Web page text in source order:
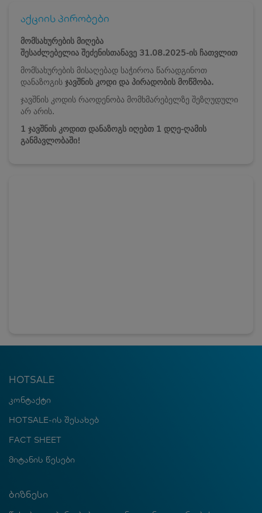
აქციის პირობები
მომსახურების მიღება
შესაძლებელია შეძენისთანავე 31.08.2025-ის ჩათვლით
მომსახურების მისაღებად საჭიროა წარადგინოთ
დანაზოგის ჯავშნის კოდი და პირადობის მოწმობა.
ჯავშნის კოდის რაოდენობა მომხმარებელზე შეზღუდული
არ არის.
1 ჯავშნის კოდით დანაზოგს იღებთ 1 დღე-ღამის
განმავლობაში!
HOTSALE
კონტაქტი
HOTSALE-ის შესახებ
FACT SHEET
მიტანის წესები
ბიზნესი